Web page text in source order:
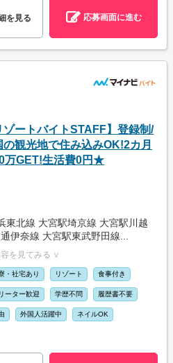
を見る 応募画面に進む
ゾートバイトSTAFF】登録制/
の観光地で住み込みOK!2カ月
万GET!生活費0円★
東北線 大宮駅埼京線 大宮駅川越
伊奈線 大宮駅東武野田線...
を見てみる ∨
・社宅あり リゾート 食事付き
ーター歓迎 学歴不問 履歴書不要
外国人活躍中 ネイルOK